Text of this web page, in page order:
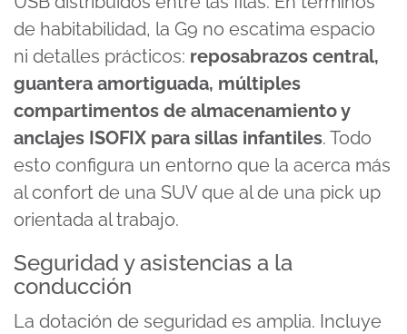
de habitabilidad, la G9 no escatima espacio
ni detalles prácticos: reposabrazos central,
guantera amortiguada, múltiples
compartimentos de almacenamiento y
anclajes ISOFIX para sillas infantiles. Todo
esto configura un entorno que la acerca más
al confort de una SUV que al de una pick up
orientada al trabajo.
Seguridad y asistencias a la
conducción
La dotación de seguridad es amplia. Incluye